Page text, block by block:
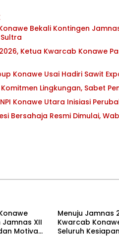
Bekali Kontingen
Ketua Kwarcab Konawe
Konawe Usai Hadiri Sawit
Komitmen Lingkungan, Sabet
Konawe Utara Inisiasi
Bersahaja Resmi Dimulai,
XII
Motivasi,
Menuju Jamnas
Kwarcab
Seluruh